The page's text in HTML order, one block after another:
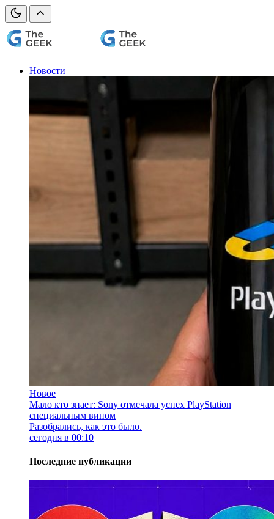
Новости
Новое
Мало кто знает: Sony отмечала успех PlayStation
специальным вином
Разобрались, как это было.
сегодня в 00:10
Последние публикации